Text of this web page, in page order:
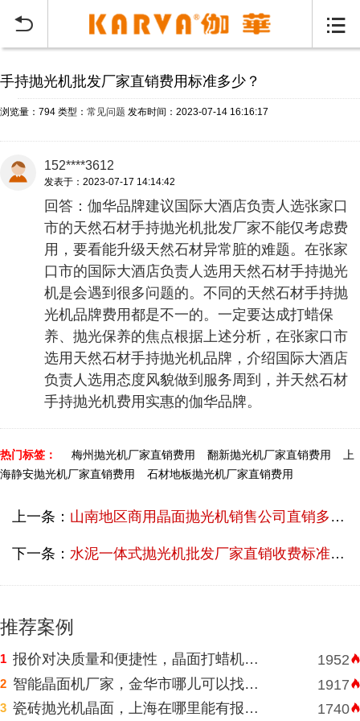
 
手持抛光机批发厂家直销费用标准多少？
浏览量：794 类型： 常见问题 发布时间：2023-07-14 16:16:17
152****3612
发表于：2023-07-17 14:14:42
回答：伽华品牌建议国际大酒店负责人选张家口
市的天然石材手持抛光机批发厂家不能仅考虑费
用，要看能升级天然石材异常脏的难题。在张家
口市的国际大酒店负责人选用天然石材手持抛光
机是会遇到很多问题的。不同的天然石材手持抛
光机品牌费用都是不一的。一定要达成打蜡保
养、抛光保养的焦点根据上述分析，在张家口市
选用天然石材手持抛光机品牌，介绍国际大酒店
负责人选用态度风貌做到服务周到，并天然石材
手持抛光机费用实惠的伽华品牌。
热门标签： 梅州抛光机厂家直销费用 翻新抛光机厂家直销费用
上
海静安抛光机厂家直销费用
石材地板抛光机厂家直销费用
上一条： 山南地区商用晶面抛光机销售公司直销多少报价？
下一条： 水泥一体式抛光机批发厂家直销收费标准多少？
推荐案例
1 报价对决质量和便捷性，晶面打蜡机河南挑选需明智判断 1952
2 智能晶面机厂家，金华市哪儿可以找到价格表合理水磨石晶面机？ 1917
3 瓷砖抛光机晶面，上海在哪里能有报价合理高速晶面机？ 1740